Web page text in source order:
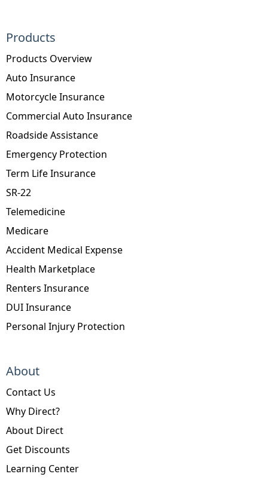
Products
Products Overview
Auto Insurance
Motorcycle Insurance
Commercial Auto Insurance
Roadside Assistance
Emergency Protection
Term Life Insurance
SR-22
Telemedicine
Medicare
Accident Medical Expense
Health Marketplace
Renters Insurance
DUI Insurance
Personal Injury Protection
About
Contact Us
Why Direct?
About Direct
Get Discounts
Learning Center